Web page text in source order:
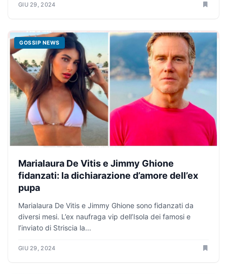
GIU 29, 2024
GOSSIP NEWS
Marialaura De Vitis e Jimmy Ghione
fidanzati: la dichiarazione d’amore dell’ex
pupa
Marialaura De Vitis e Jimmy Ghione sono fidanzati da
diversi mesi. L’ex naufraga vip dell’Isola dei famosi e
l’inviato di Striscia la...
GIU 29, 2024